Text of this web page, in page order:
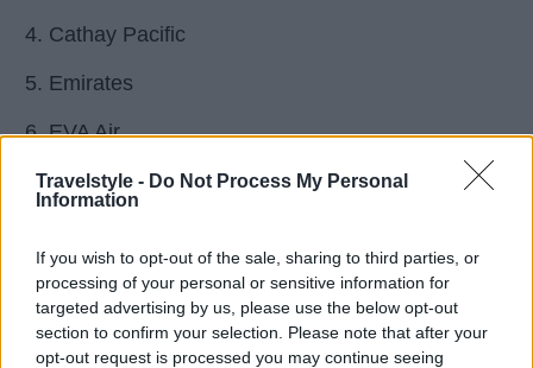
Travelstyle - Do Not Process My Personal
Information
If you wish to opt-out of the sale, sharing to third parties, or
processing of your personal or sensitive information for
targeted advertising by us, please use the below opt-out
section to confirm your selection. Please note that after your
opt-out request is processed you may continue seeing
Cathay Pacific
Emirates
EVA Air
Hainan Airlines
Lufthansa
Thai Airways